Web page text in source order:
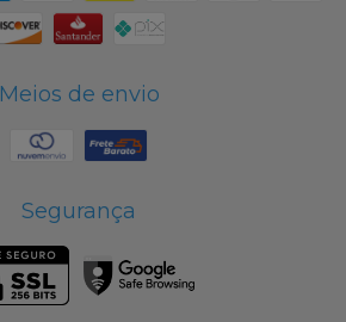
Meios de envio
Segurança